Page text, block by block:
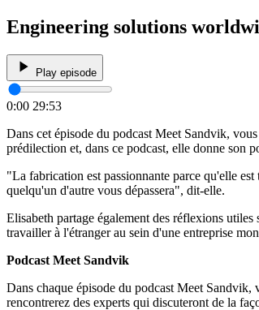
Engineering solutions
Play episode
0:00 29:53
Dans cet épisode du podcast Meet Sandvik,
prédilection et, dans ce podcast, elle donne son
"La fabrication est passionnante parce qu'elle
quelqu'un d'autre vous dépassera", dit-elle.
Elisabeth partage également des réflexions
travailler à l'étranger au sein d'une entreprise
Podcast Meet Sandvik
Dans chaque épisode du podcast Meet
rencontrerez des experts qui discuteront de la